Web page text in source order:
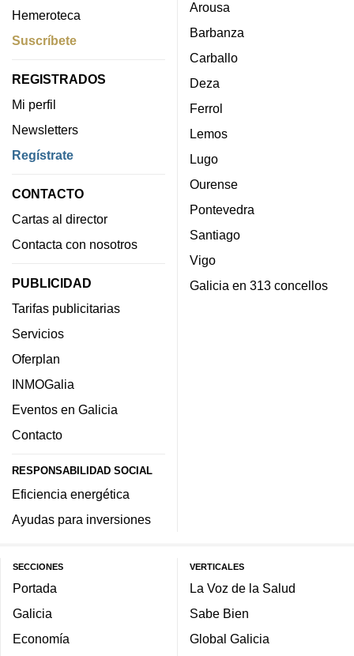
Hemeroteca
Suscríbete
REGISTRADOS
Mi perfil
Newsletters
Regístrate
CONTACTO
Cartas al director
Contacta con nosotros
PUBLICIDAD
Tarifas publicitarias
Servicios
Oferplan
INMOGalia
Eventos en Galicia
Contacto
RESPONSABILIDAD SOCIAL
Eficiencia energética
Ayudas para inversiones
Arousa
Barbanza
Carballo
Deza
Ferrol
Lemos
Lugo
Ourense
Pontevedra
Santiago
Vigo
Galicia en 313 concellos
SECCIONES
Portada
Galicia
Economía
VERTICALES
La Voz de la Salud
Sabe Bien
Global Galicia